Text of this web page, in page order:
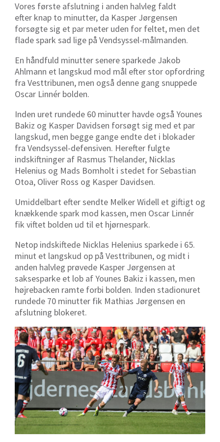
Vores første afslutning i anden halvleg faldt
efter knap to minutter, da Kasper Jørgensen
forsøgte sig et par meter uden for feltet, men det
flade spark sad lige på Vendsyssel-målmanden.
En håndfuld minutter senere sparkede Jakob
Ahlmann et langskud mod mål efter stor opfordring
fra Vesttribunen, men også denne gang snuppede
Oscar Linnér bolden.
Inden uret rundede 60 minutter havde også Younes
Bakiz og Kasper Davidsen forsøgt sig med et par
langskud, men begge gange endte det i blokader
fra Vendsyssel-defensiven. Herefter fulgte
indskiftninger af Rasmus Thelander, Nicklas
Helenius og Mads Bomholt i stedet for Sebastian
Otoa, Oliver Ross og Kasper Davidsen.
Umiddelbart efter sendte Melker Widell et giftigt og
knækkende spark mod kassen, men Oscar Linnér
fik viftet bolden ud til et hjørnespark.
Netop indskiftede Nicklas Helenius sparkede i 65.
minut et langskud op på Vesttribunen, og midt i
anden halvleg prøvede Kasper Jørgensen at
saksesparke et lob af Younes Bakiz i kassen, men
højrebacken ramte forbi bolden. Inden stadionuret
rundede 70 minutter fik Mathias Jørgensen en
afslutning blokeret.